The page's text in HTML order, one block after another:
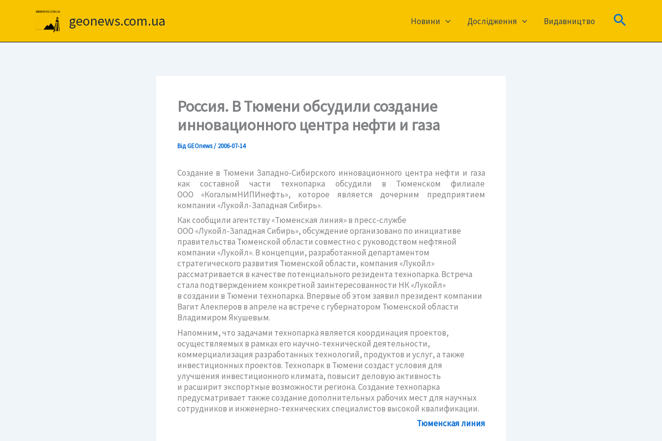
geonews.com.ua Новини Дослідження Видавництво Пошук
Россия. В Тюмени обсудили создание
инновационного центра нефти и газа
ВідGEOnews/ 2006-07-14
Создание в Тюмени Западно-Сибирского инновационного центра нефти и газа
как составной части технопарка обсудили в Тюменском филиале
ООО «КогалымНИПИнефть», которое является дочерним предприятием
компании «Лукойл-Западная Сибирь».
Как сообщили агентству «Тюменская линия» в пресс-службе
ООО «Лукойл-Западная Сибирь», обсуждение организовано по инициативе
правительства Тюменской области совместно с руководством нефтяной
компании «Лукойл». В концепции, разработанной департаментом
стратегического развития Тюменской области, компания «Лукойл»
рассматривается в качестве потенциального резидента технопарка. Встреча
стала подтверждением конкретной заинтересованности НК «Лукойл»
в создании в Тюмени технопарка. Впервые об этом заявил президент компании
Вагит Алекперов в апреле на встрече с губернатором Тюменской области
Владимиром Якушевым.
Напомним, что задачами технопарка является координация проектов,
осуществляемых в рамках его научно-технической деятельности,
коммерциализация разработанных технологий, продуктов и услуг, а также
инвестиционных проектов. Технопарк в Тюмени создаст условия для
улучшения инвестиционного климата, повысит деловую активность
и расширит экспортные возможности региона. Создание технопарка
предусматривает также создание дополнительных рабочих мест для научных
сотрудников и инженерно-техническихспециалистов высокой квалификации.
Тюменская линия